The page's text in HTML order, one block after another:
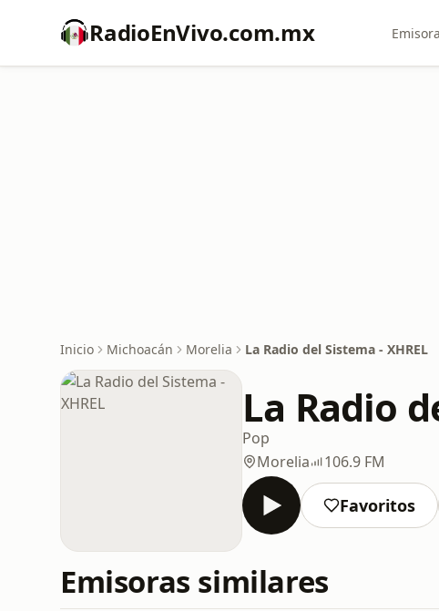
RadioEnVivo.com.mx
Inicio Michoacán Morelia La Radio del Sistema - XHREL
La Radio
Pop
Morelia
106.9 FM
Favoritos
Emisoras similares